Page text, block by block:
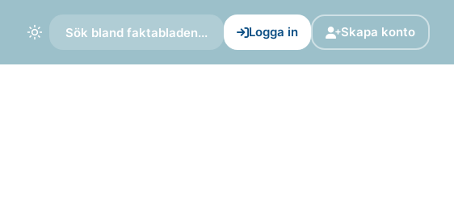
Sök bland faktabladen... Logga in Skapa konto